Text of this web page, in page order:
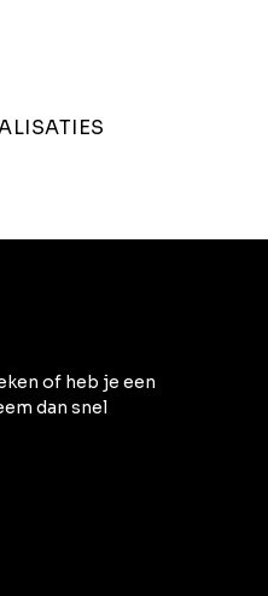
of heb je een
dan snel